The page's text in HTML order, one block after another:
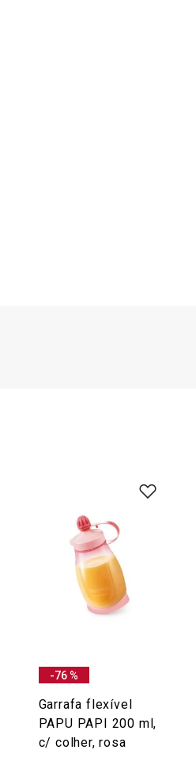
-76 %
Garrafa flexível
PAPU PAPI 200 ml,
c/ colher, rosa